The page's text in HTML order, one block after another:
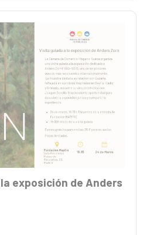
exposición de Anders